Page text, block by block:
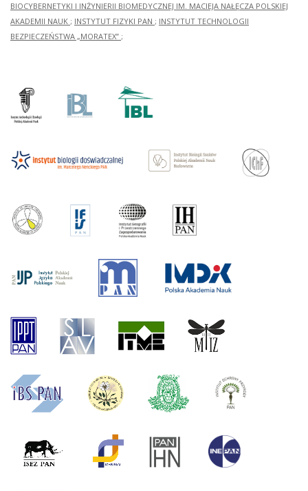
BIOCYBERNETYKI I INŻYNIERII BIOMEDYCZNEJ IM. MACIEJA NAŁĘCZA POLSKIEJ
AKADEMII NAUK ; INSTYTUT FIZYKI PAN ; INSTYTUT TECHNOLOGII
BEZPIECZEŃSTWA „MORATEX” ;